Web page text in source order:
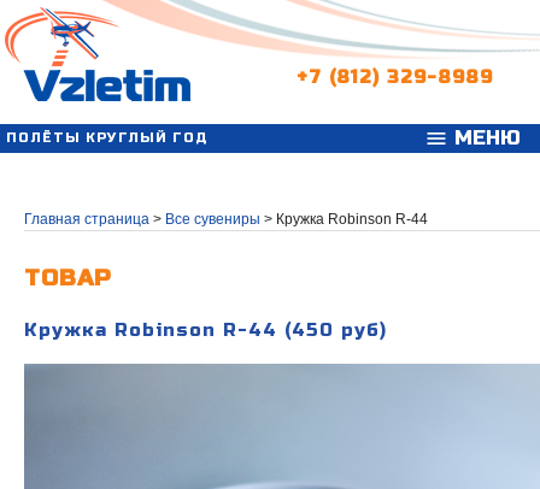
+7 (812) 329-8989
ПОЛЁТЫ КРУГЛЫЙ ГОД menu МЕНЮ
Главная страница > Все сувениры > Кружка Robinson R-44
ТОВАР
Кружка Robinson R-44 (450 руб)